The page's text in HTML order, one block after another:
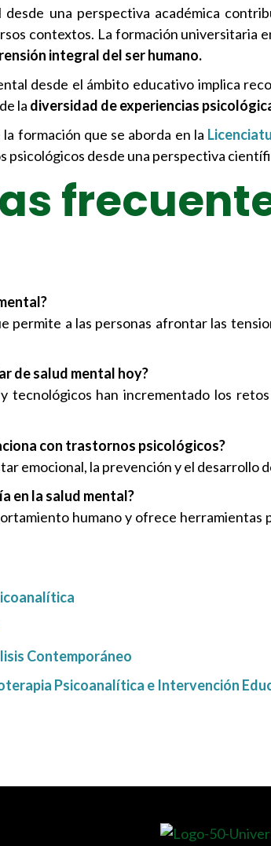
desde una perspectiva académica
contextos. La formación universitaria
integral del ser humano.
desde el ámbito educativo implica
la diversidad de experiencias
formación que se aborda en la
psicológicos desde una perspectiva
permite a las personas afrontar las
de salud mental hoy?
tecnológicos han incrementado los
con trastornos psicológicos?
emocional, la prevención y el desarrollo
en la salud mental?
humano y ofrece
Contemporáneo
Psicoanalítica e Intervención